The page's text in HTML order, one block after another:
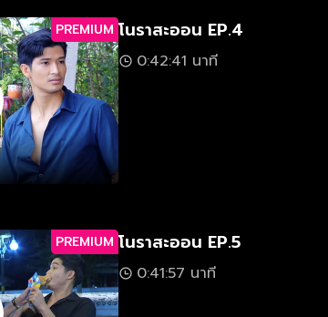
PREMIUM โนราสะออน EP.4
0:42:41 นาที
PREMIUM โนราสะออน EP.5
0:41:57 นาที